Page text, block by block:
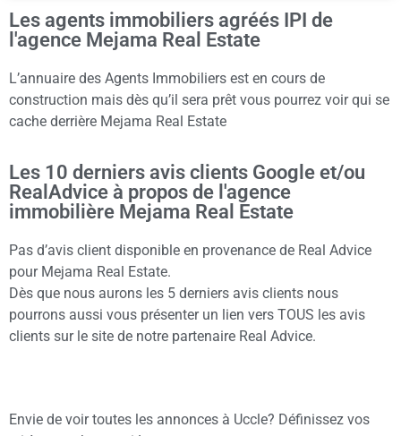
Les agents immobiliers agréés IPI de
l'agence Mejama Real Estate
L’annuaire des Agents Immobiliers est en cours de
construction mais dès qu’il sera prêt vous pourrez voir qui se
cache derrière Mejama Real Estate
Les 10 derniers avis clients Google et/ou
RealAdvice à propos de l'agence
immobilière Mejama Real Estate
Pas d’avis client disponible en provenance de Real Advice
pour Mejama Real Estate.
Dès que nous aurons les 5 derniers avis clients nous
pourrons aussi vous présenter un lien vers TOUS les avis
clients sur le site de notre partenaire Real Advice.
Envie de voir toutes les annonces à Uccle? Définissez vos